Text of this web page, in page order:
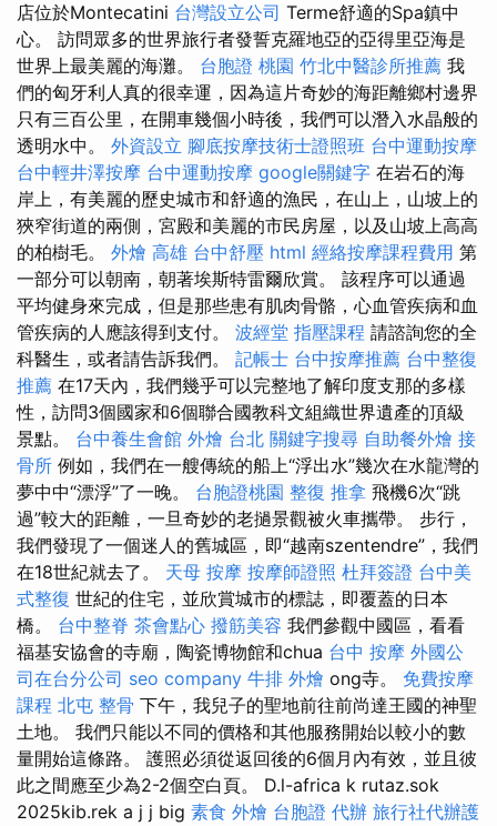
店位於Montecatini 台灣設立公司 Terme舒適的Spa鎮中
心。 訪問眾多的世界旅行者發誓克羅地亞的亞得里亞海是
世界上最美麗的海灘。 台胞證 桃園 竹北中醫診所推薦 我
們的匈牙利人真的很幸運，因為這片奇妙的海距離鄉村邊界
只有三百公里，在開車幾個小時後，我們可以潛入水晶般的
透明水中。 外資設立 腳底按摩技術士證照班 台中運動按摩
台中輕井澤按摩 台中運動按摩 google關鍵字 在岩石的海
岸上，有美麗的歷史城市和舒適的漁民，在山上，山坡上的
狹窄街道的兩側，宮殿和美麗的市民房屋，以及山坡上高高
的柏樹毛。 外燴 高雄 台中舒壓 html 經絡按摩課程費用 第
一部分可以朝南，朝著埃斯特雷爾欣賞。 該程序可以通過
平均健身來完成，但是那些患有肌肉骨骼，心血管疾病和血
管疾病的人應該得到支付。 波經堂 指壓課程 請諮詢您的全
科醫生，或者請告訴我們。 記帳士 台中按摩推薦 台中整復
推薦 在17天內，我們幾乎可以完整地了解印度支那的多樣
性，訪問3個國家和6個聯合國教科文組織世界遺產的頂級
景點。 台中養生會館 外燴 台北 關鍵字搜尋 自助餐外燴 接
骨所 例如，我們在一艘傳統的船上“浮出水”幾次在水龍灣的
夢中中“漂浮”了一晚。 台胞證桃園 整復 推拿 飛機6次“跳
過”較大的距離，一旦奇妙的老撾景觀被火車攜帶。 步行，
我們發現了一個迷人的舊城區，即“越南szentendre”，我們
在18世紀就去了。 天母 按摩 按摩師證照 杜拜簽證 台中美
式整復 世紀的住宅，並欣賞城市的標誌，即覆蓋的日本
橋。 台中整脊 茶會點心 撥筋美容 我們參觀中國區，看看
福基安協會的寺廟，陶瓷博物館和chua 台中 按摩 外國公
司在台分公司 seo company 牛排 外燴 ong寺。 免費按摩
課程 北屯 整骨 下午，我兒子的聖地前往前尚達王國的神聖
土地。 我們只能以不同的價格和其他服務開始以較小的數
量開始這條路。 護照必須從返回後的6個月內有效，並且彼
此之間應至少為2-2個空白頁。 D.l-africa k rutaz.sok
2025kib.rek a j j big 素食 外燴 台胞證 代辦 旅行社代辦護